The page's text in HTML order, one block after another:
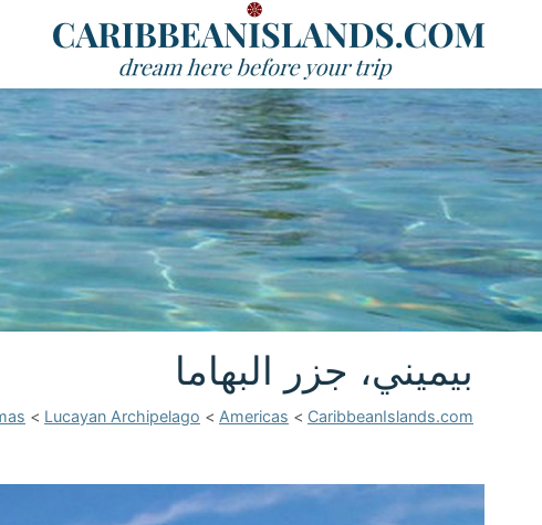
بيميني، جزر البهاما
CaribbeanIslands.com
>
Americas
>
Lucayan Archipelago
>